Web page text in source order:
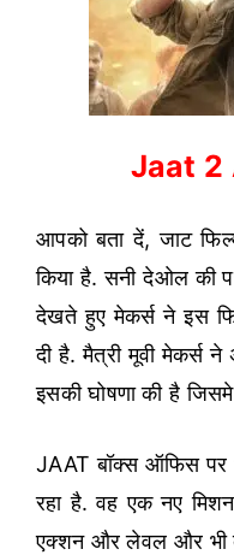
Jaat 2
आपको बता दें, जाट
किया है. सनी देओल की
देखते हुए मेकर्स ने इस
दी है. मैत्री मूवी मेकर्स
इसकी घोषणा की है
JAAT बॉक्स ऑफिस पर
रहा है. वह एक नए
एक्शन और लेवल और भी